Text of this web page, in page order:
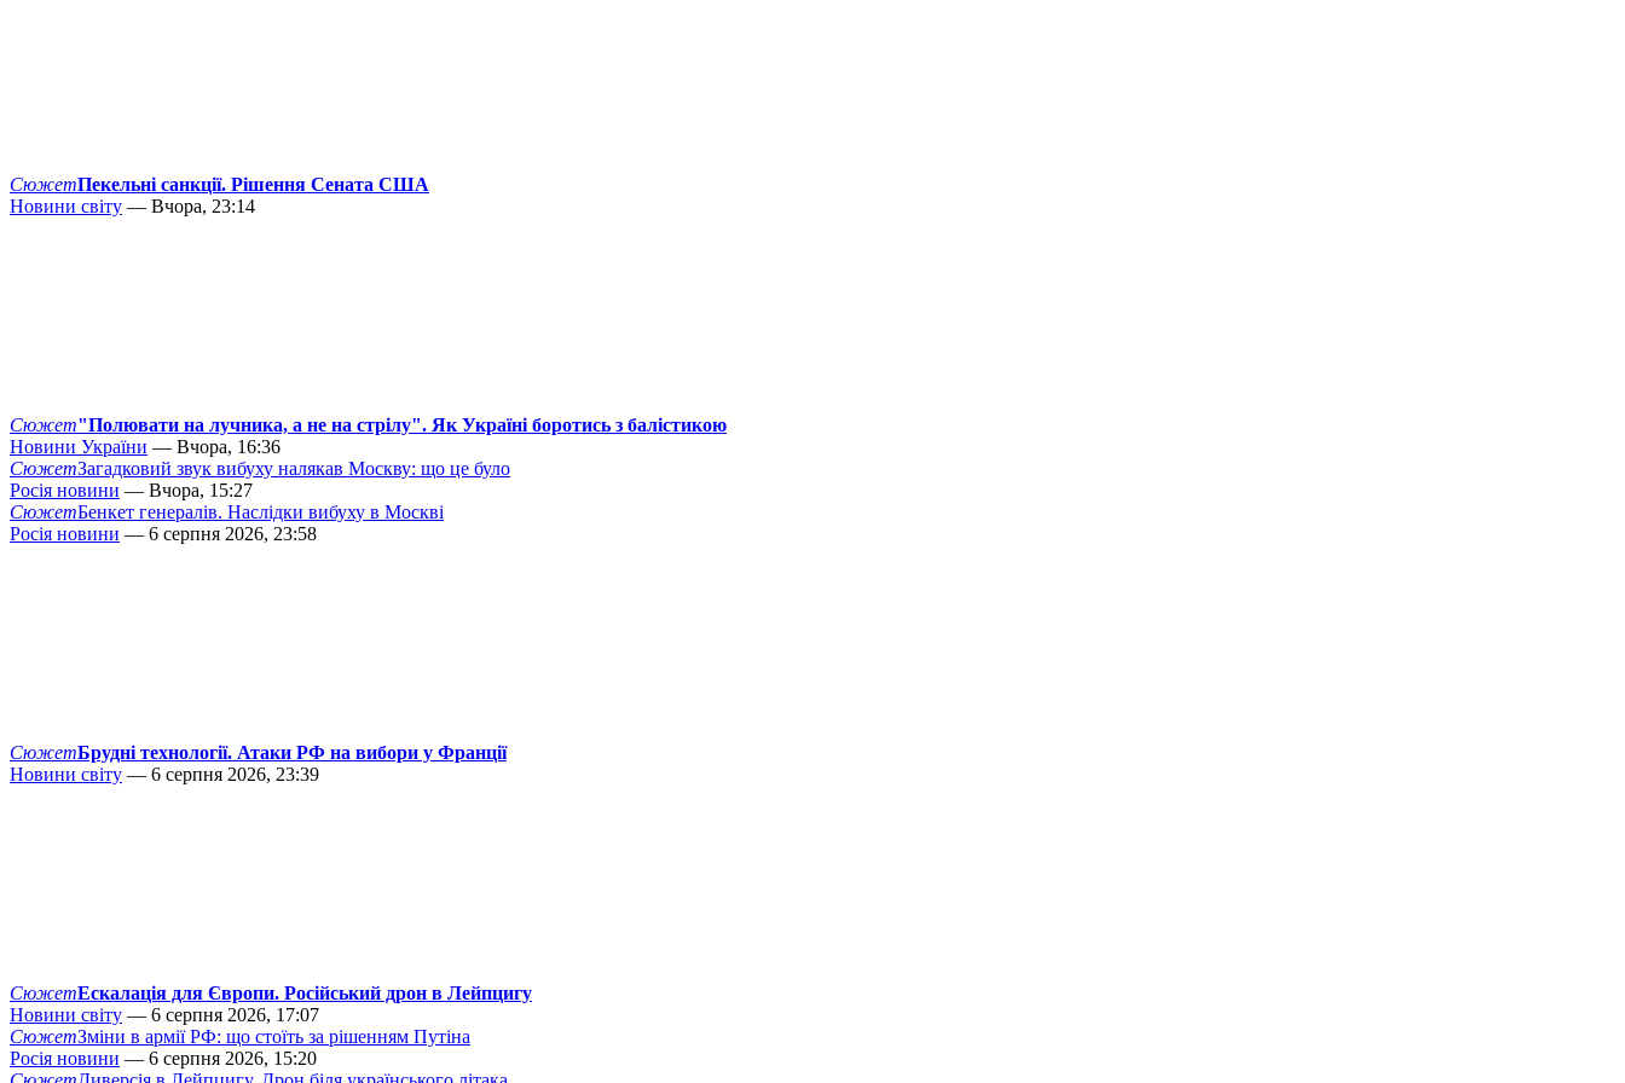
СюжетПекельні санкції. Рішення Сената США
Новини світу — Вчора, 23:14
Сюжет"Полювати на лучника, а не на стрілу". Як Україні боротись з балістикою
Новини України — Вчора, 16:36
СюжетЗагадковий звук вибуху налякав Москву: що це було
Росія новини — Вчора, 15:27
СюжетБенкет генералів. Наслідки вибуху в Москві
Росія новини — 6 серпня 2026, 23:58
СюжетБрудні технології. Атаки РФ на вибори у Франції
Новини світу — 6 серпня 2026, 23:39
СюжетЕскалація для Європи. Російський дрон в Лейпцигу
Новини світу — 6 серпня 2026, 17:07
СюжетЗміни в армії РФ: що стоїть за рішенням Путіна
Росія новини — 6 серпня 2026, 15:20